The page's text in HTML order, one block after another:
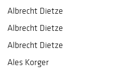
Albrecht Dietze
Albrecht Dietze
Albrecht Dietze
Ales Korger